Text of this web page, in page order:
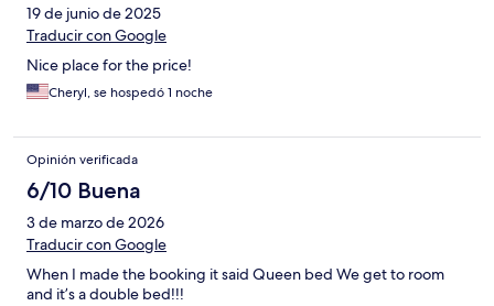
19 de junio de 2025
Traducir con Google
Nice place for the price!
Cheryl, se hospedó 1 noche
Opinión verificada
6/10 Buena
3 de marzo de 2026
Traducir con Google
When I made the booking it said Queen bed We get to room
and it’s a double bed!!!